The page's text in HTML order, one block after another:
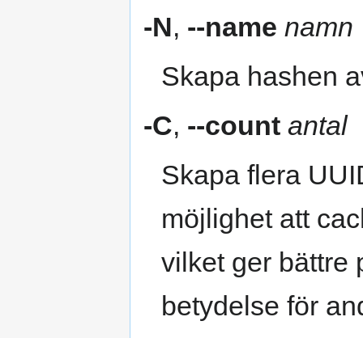
-N, --name namn
Skapa hashen
-C, --count antal
Skapa flera
möjlighet att
vilket ger bättre
betydelse för